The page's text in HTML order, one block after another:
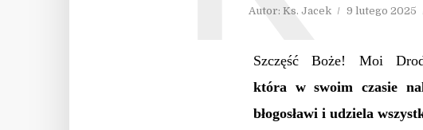
Autor: Ks. Jacek 9 lutego 2025
Szczęść Boże! Moi
która w swoim czasie
błogosławi i udziela